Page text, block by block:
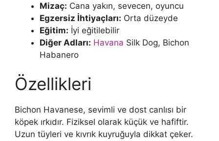
Mizaç: Cana yakın, sevecen, oyuncu
Egzersiz İhtiyaçları: Orta düzeyde
Eğitim: İyi eğitilebilir
Diğer Adları: Havana Silk Dog, Bichon
Habanero
Özellikleri
Bichon Havanese, sevimli ve dost canlısı bir
köpek ırkıdır. Fiziksel olarak küçük ve hafiftir.
Uzun tüyleri ve kıvrık kuyruğuyla dikkat çeker.